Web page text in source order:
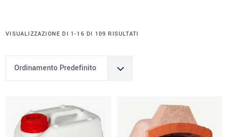
VISUALIZZAZIONE DI 1-16 DI 109 RISULTATI
Ordinamento Predefinito